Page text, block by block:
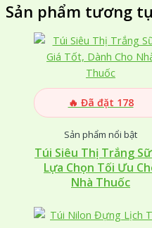
Sản phẩm tương
🔥 Đã đặt 178
Sản phẩm nổi bật
Túi Siêu Thị Trắng
Lựa Chọn Tối Ưu
Nhà Thuốc